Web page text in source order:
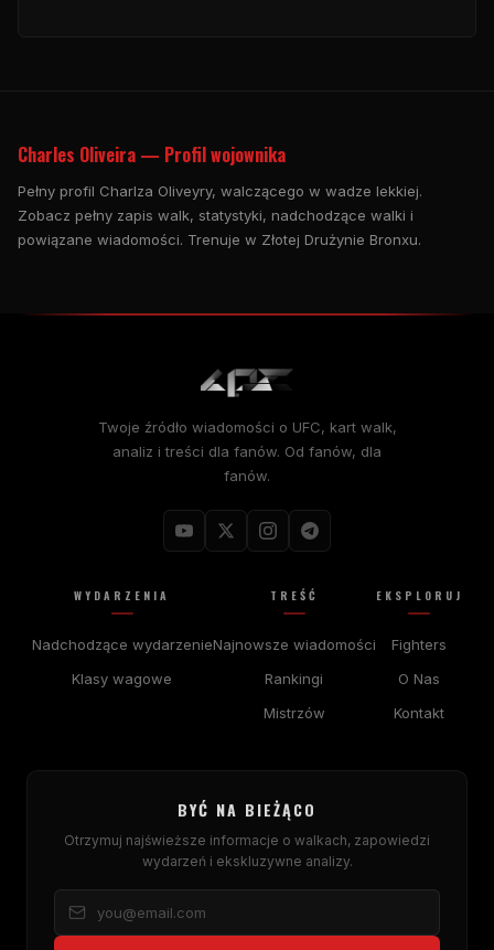
Charles Oliveira — Profil wojownika
Pełny profil Charlza Oliveyry, walczącego w wadze lekkiej.
Zobacz pełny zapis walk, statystyki, nadchodzące walki i
powiązane wiadomości. Trenuje w Złotej Drużynie Bronxu.
Twoje źródło wiadomości o UFC, kart walk,
analiz i treści dla fanów. Od fanów, dla
fanów.
WYDARZENIA
Nadchodzące wydarzenie
Klasy wagowe
TREŚĆ
Najnowsze wiadomości
Rankingi
Mistrzów
EKSPLORUJ
Fighters
O Nas
Kontakt
BYĆ NA BIEŻĄCO
Otrzymuj najświeższe informacje o walkach, zapowiedzi
wydarzeń i ekskluzywne analizy.